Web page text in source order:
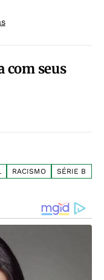
com seus
RACISMO SÉRIE B